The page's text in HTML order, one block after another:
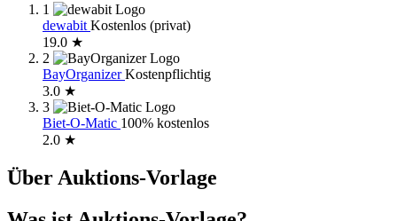
1
dewabit Kostenlos (privat)
19.0 ★
2
BayOrganizerKostenpflichtig
3.0 ★
3
Biet-O-Matic 100% kostenlos
2.0 ★
Über Auktions-Vorlage